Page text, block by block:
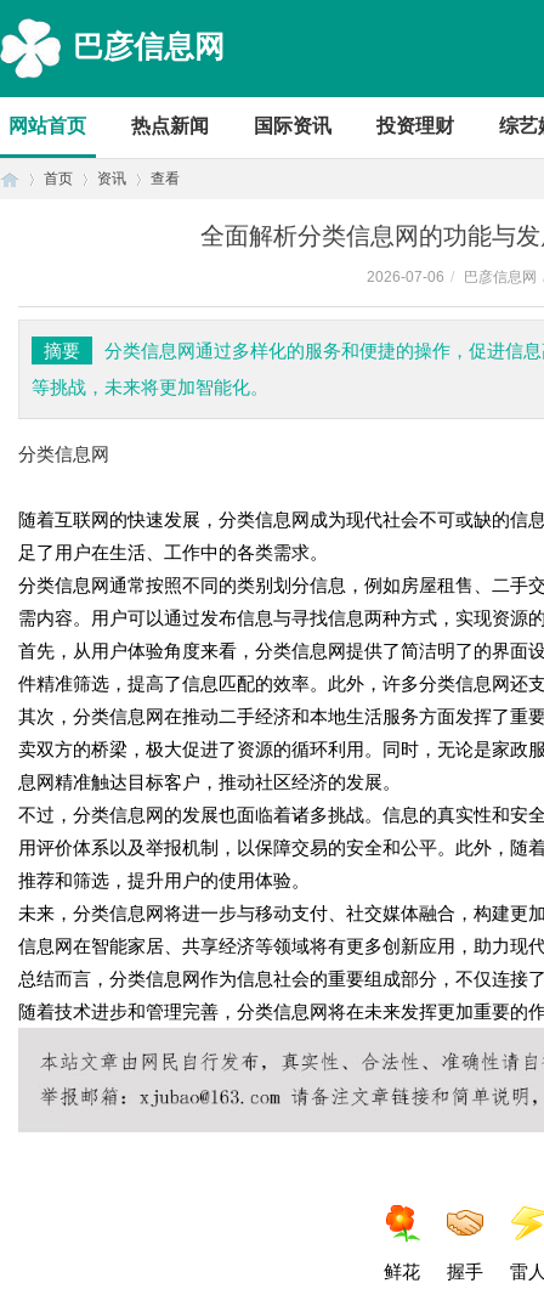
巴彦信息网
网站首页 热点新闻 国际资讯 投资理财 综艺
首页 资讯 查看
全面解析分类信息网的功能与
2026-07-06 / 巴彦信息网
摘要
分类信息网通过多样化的服务和便捷的操作，促进信
等挑战，未来将更加智能化。
分类信息网
随着互联网的快速发展，分类信息网成为现代社会不可或缺的
足了用户在生活、工作中的各类需求。
分类信息网通常按照不同的类别划分信息，例如房屋租售、二手
需内容。用户可以通过发布信息与寻找信息两种方式，实现资源
首先，从用户体验角度来看，分类信息网提供了简洁明了的界面
件精准筛选，提高了信息匹配的效率。此外，许多分类信息网还
其次，分类信息网在推动二手经济和本地生活服务方面发挥了重
卖双方的桥梁，极大促进了资源的循环利用。同时，无论是家政
息网精准触达目标客户，推动社区经济的发展。
不过，分类信息网的发展也面临着诸多挑战。信息的真实性和安
用评价体系以及举报机制，以保障交易的安全和公平。此外，
推荐和筛选，提升用户的使用体验。
未来，分类信息网将进一步与移动支付、社交媒体融合，构建更
信息网在智能家居、共享经济等领域将有更多创新应用，助力现
总结而言，分类信息网作为信息社会的重要组成部分，不仅连
随着技术进步和管理完善，分类信息网将在未来发挥更加重要的
鲜花 握手 雷